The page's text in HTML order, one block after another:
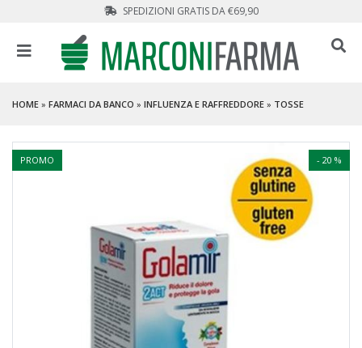
SPEDIZIONI GRATIS DA €69,90
HOME » FARMACI DA BANCO » INFLUENZA E RAFFREDDORE » TOSSE
- 20 %
PROMO